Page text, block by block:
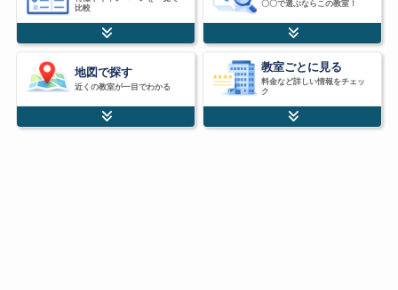
比較
〇〇で選ぶならこの教室！
地図で探す
近くの教室が一目でわかる
教室ごとに見る
料金など詳しい情報をチェッ
ク